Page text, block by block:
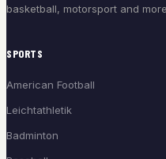
basketball, motorsport and
SPORTS
American Football
Leichtathletik
Badminton